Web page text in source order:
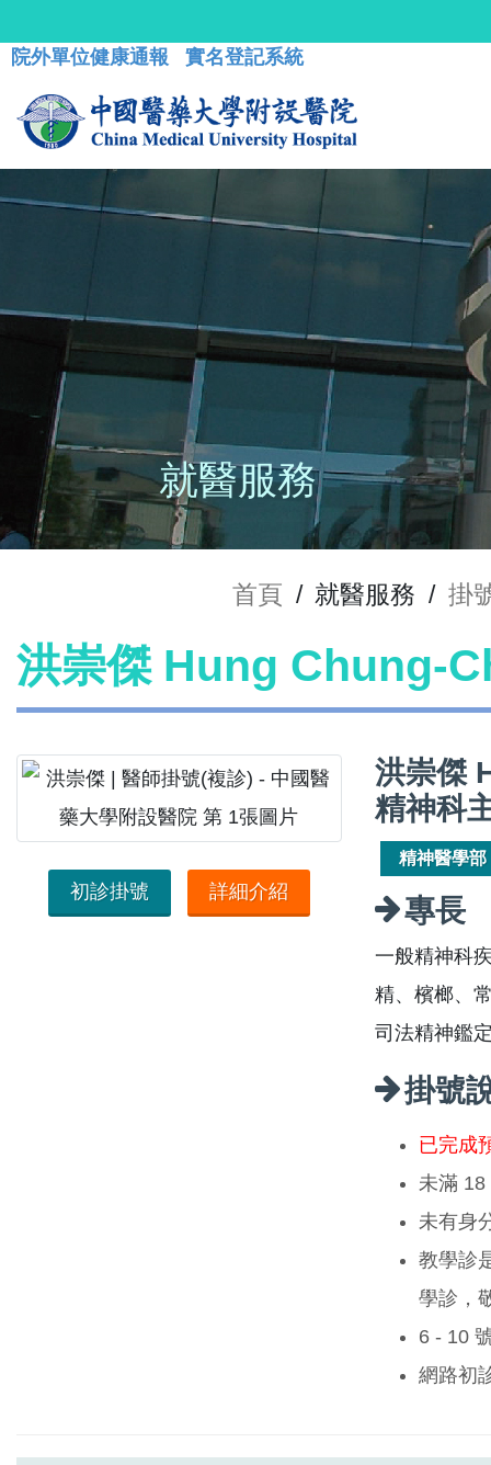
院外單位健康通報 實名登記系統
就醫服務
首頁 / 就醫服務 / 掛
洪崇傑 Hung Chung-
初診掛號 詳細介紹
洪崇傑
精神科
精神醫學部
專長
一般精神科
精、檳榔、
司法精神鑑
掛號
已完成
未滿 18
未有身
教學診
學診，
6 - 10
網路初